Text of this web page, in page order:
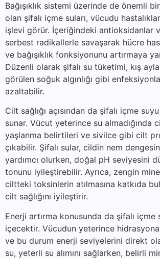
Bağışıklık sistemi üzerinde de önemli
olan şifalı içme suları, vücudu
işlevi görür. İçeriğindeki antioksidanlar
serbest radikallerle savaşarak hücre
ve bağışıklık fonksiyonunu artırmaya
Düzenli olarak şifalı su tüketimi, kış
görülen soğuk algınlığı gibi
azaltabilir.
Cilt sağlığı açısından da şifalı içme
sunar. Vücut yeterince su almadığında
yaşlanma belirtileri ve sivilce gibi cilt
çıkabilir. Şifalı sular, cildin nem
yardımcı olurken, doğal pH seviyesini
tonunu iyileştirebilir. Ayrıca, zengin
ciltteki toksinlerin atılmasına katkıda
cilt sağlığını iyileştirir.
Enerji artırma konusunda da şifalı içme
içecektir. Vücudun yeterince hidrasyona
ve bu durum enerji seviyelerini direkt
su, yeterli su alımını sağlarken, belirli